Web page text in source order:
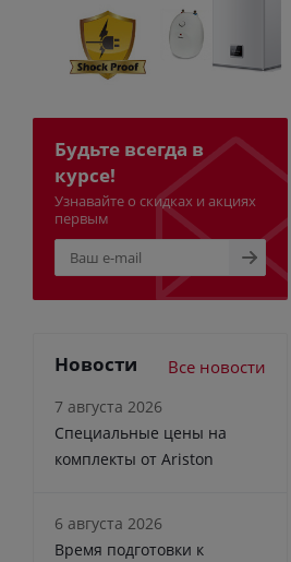
Будьте всегда в
курсе!
Узнавайте о скидках и акциях
первым
Новости Все новости
7 августа 2026
Специальные цены на
комплекты от Ariston
6 августа 2026
Время подготовки к